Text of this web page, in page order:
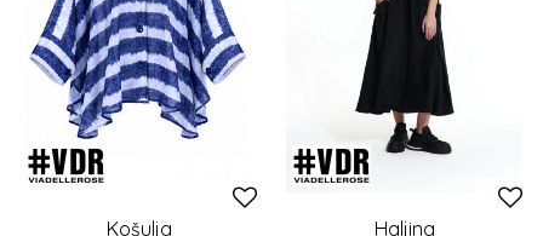
Košulja Haljina